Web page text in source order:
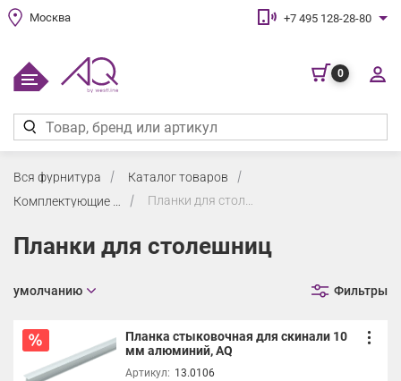
Москва +7 495 128-28-80
0
Вся фурнитура
Каталог товаров
Комплектующие для кухни
Планки для столешниц
Планки для столешниц
умолчанию Фильтры
Планка стыковочная для скинали 10
мм алюминий, AQ
Артикул: 13.0106